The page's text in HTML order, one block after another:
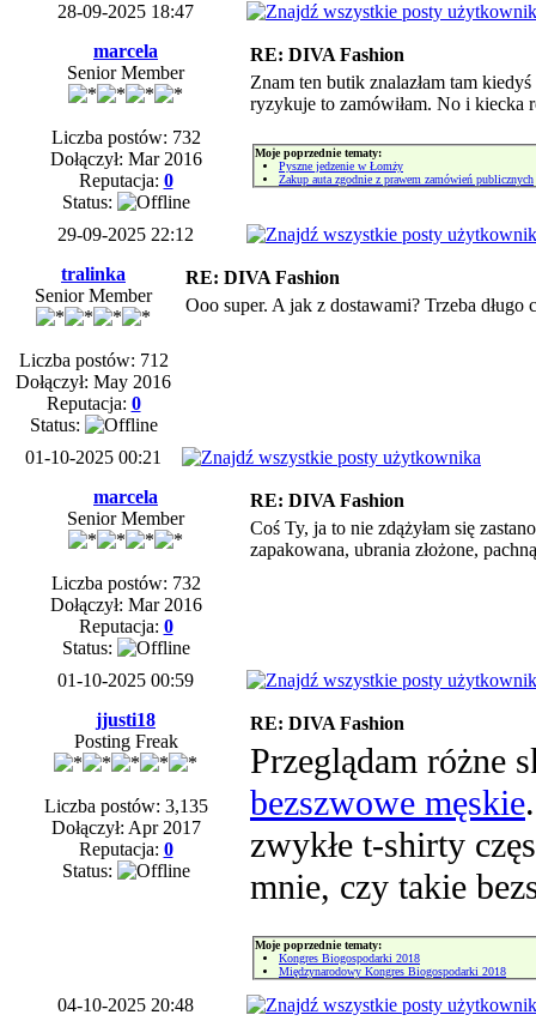
28-09-2025 18:47
marcela
Senior Member
Liczba postów: 732
Dołączył: Mar 2016
Reputacja: 0
Status:
RE: DIVA Fashion
Znam ten butik znalazłam tam
ryzykuje to zamówiłam. No i kiecka
Moje poprzednie tematy:
Pyszne jedzenie w Łomży
Zakup auta zgodnie z prawem zamówień publicznych
29-09-2025 22:12
tralinka
Senior Member
Liczba postów: 712
Dołączył: May 2016
Reputacja: 0
Status:
RE: DIVA Fashion
Ooo super. A jak z dostawami? Trzeba długo
01-10-2025 00:21
marcela
Senior Member
Liczba postów: 732
Dołączył: Mar 2016
Reputacja: 0
Status:
RE: DIVA Fashion
Coś Ty, ja to nie zdążyłam się
zapakowana, ubrania złożone,
01-10-2025 00:59
jjusti18
Posting Freak
Liczba postów: 3,135
Dołączył: Apr 2017
Reputacja: 0
Status:
RE: DIVA Fashion
Przeglądam różne
bezszwowe męskie
zwykłe t-shirty
mnie, czy takie
Moje poprzednie tematy:
Kongres Biogospodarki 2018
Międzynarodowy Kongres Biogospodarki 2018
04-10-2025 20:48